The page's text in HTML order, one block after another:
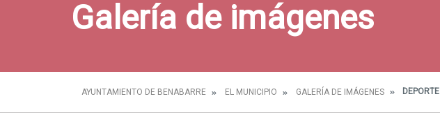
Galería de imágenes
AYUNTAMIENTO DE BENABARRE EL MUNICIPIO GALERÍA DE IMÁGENES DEPORTE